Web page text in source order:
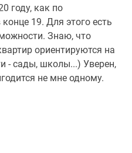
году, как по
19. Для этого есть
Знаю, что
ориентируются на
- сады, школы...) Уверен,
не мне одному.